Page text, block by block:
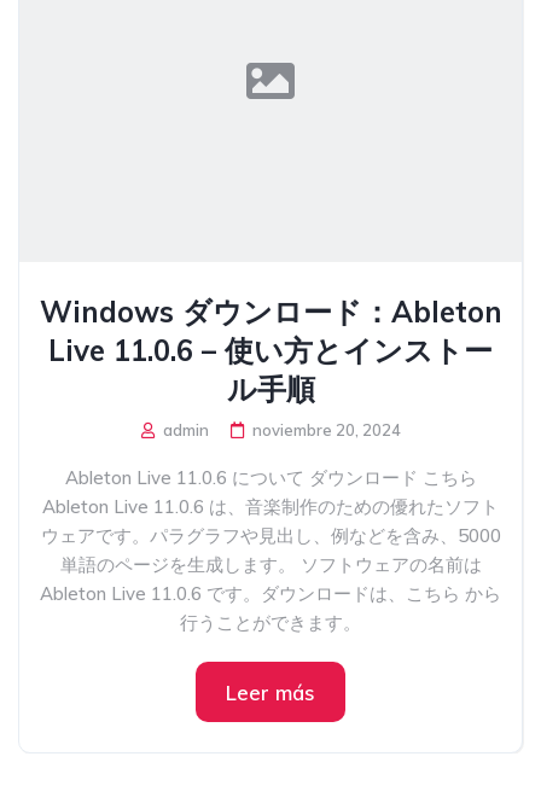
Windows ダウンロード：Ableton
Live 11.0.6 – 使い方とインストー
ル手順
admin noviembre 20, 2024
Ableton Live 11.0.6 について ダウンロード こちら
Ableton Live 11.0.6 は、音楽制作のための優れたソフト
ウェアです。パラグラフや見出し、例などを含み、5000
単語のページを生成します。 ソフトウェアの名前は
Ableton Live 11.0.6 です。ダウンロードは、こちら から
行うことができます。
Leer más